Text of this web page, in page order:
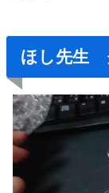
ほし先生